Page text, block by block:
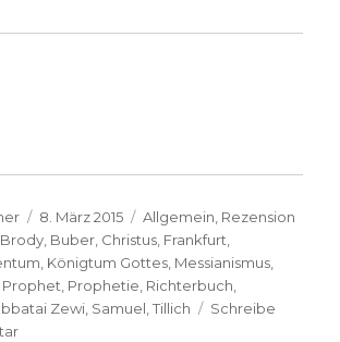
Veröffentlicht
am
8. März 2015 Kategorien
Allgemein, Rezension
Brody, Buber, Christus, Frankfurt,
, Königtum Gottes, Messianismus,
Prophet, Prophetie, Richterbuch,
Zewi, Samuel,Tillich
Schreibe
zu